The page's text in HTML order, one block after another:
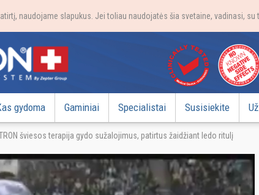
naudojame slapukus. Jei toliau naudojatės šia svetaine, vadinasi,
gydoma Gaminiai Specialistai Susisiekite
šviesos terapija gydo sužalojimus, patirtus žaidžiant ledo ritulį